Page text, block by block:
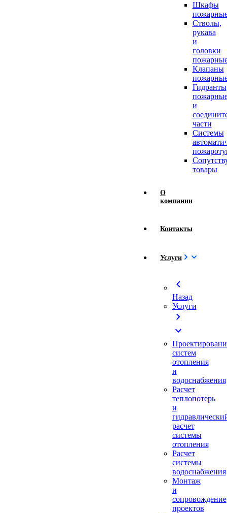
Шкафы
Стволы,
рукава
и
головки
Клапаны
Гидранты
и
части
Системы
товары
О
компании
Контакты
Услуги
chevron_left
Назад
Услуги
chevron_right
expand_more
систем
отопления
и
водоснабжения
Расчет
теплопотерь
и
расчет
системы
отопления
Расчет
системы
водоснабжения
Монтаж
и
сопровождение
проектов